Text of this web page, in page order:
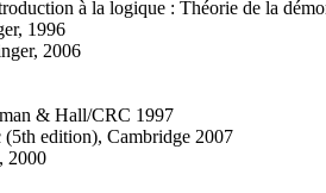
à la logique : Théorie de la
1996
2006
& Hall/CRC 1997
edition), Cambridge 2007
2000